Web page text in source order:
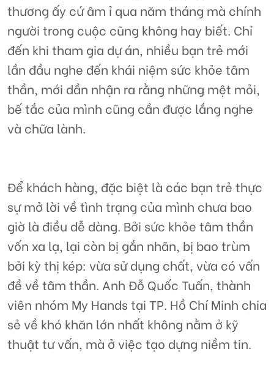
thương ấy cứ âm ỉ qua năm tháng mà chính
người trong cuộc cũng không hay biết. Chỉ
đến khi tham gia dự án, nhiều bạn trẻ mới
lần đầu nghe đến khái niệm sức khỏe tâm
thần, mới dần nhận ra rằng những mệt mỏi,
bế tắc của mình cũng cần được lắng nghe
và chữa lành.
Để khách hàng, đặc biệt là các bạn trẻ thực
sự mở lời về tình trạng của mình chưa bao
giờ là điều dễ dàng. Bởi sức khỏe tâm thần
vốn xa lạ, lại còn bị gắn nhãn, bị bao trùm
bởi kỳ thị kép: vừa sử dụng chất, vừa có vấn
đề về tâm thần. Anh Đỗ Quốc Tuấn, thành
viên nhóm My Hands tại TP. Hồ Chí Minh chia
sẻ về khó khăn lớn nhất không nằm ở kỹ
thuật tư vấn, mà ở việc tạo dựng niềm tin.